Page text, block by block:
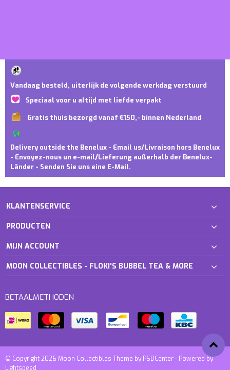
Vandaag besteld, uiterlijk de volgende werkdag verstuurd
Speciaal voor u altijd met liefde verpakt
Gratis thuis bezorgd vanaf €150,- binnen Nederland
Delivery outside the Benelux - Email us/Livraison hors Benelux
- Envoyez-nous un e-mail/Lieferung außerhalb der Benelux-
Länder - Senden Sie uns eine E-Mail.
KLANTENSERVICE
PRODUCTEN
MIJN ACCOUNT
MOON COLLECTIBLES - FLOKI'S BUBBEL TEA & MORE
BETAALMETHODEN
© Copyright 2026 Moon Collectibles Theme by PSDCenter- Powered by
Lightspeed